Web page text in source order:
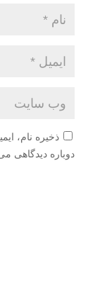
ذخیره نام،
دوباره دیدگاهی